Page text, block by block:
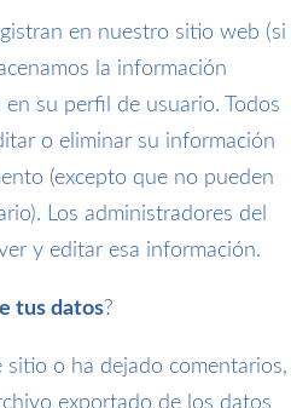
en nuestro sitio web (si
la información
su perfil de usuario. Todos
o eliminar su información
(excepto que no pueden
Los administradores del
y editar esa información.
tus datos?
o ha dejado comentarios,
exportado de los datos